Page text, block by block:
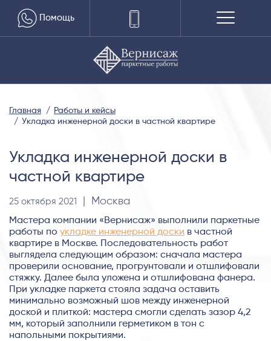
Помощь
Главная
Работы и кейсы
Укладка инженерной доски в частной квартире
Укладка инженерной доски в
частной квартире
25 октября 2021 | Москва
Мастера компании «Вернисаж» выполнили паркетные
работы по укладке инженерной доски в частной
квартире в Москве. Последовательность работ
выглядела следующим образом: сначала мастера
проверили основание, прогрунтовали и отшлифовали
стяжку. Далее была уложена и отшлифована фанера.
При укладке паркета стояла задача оставить
минимально возможный шов между инженерной
доской и плиткой: мастера смогли сделать зазор 4,2
мм, который заполнили герметиком в тон с
напольными покрытиями.